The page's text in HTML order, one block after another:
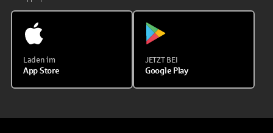
Laden im
App Store
JETZT BEI
Google Play